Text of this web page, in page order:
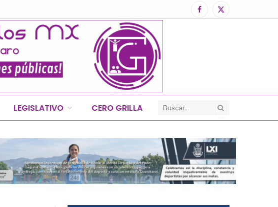
Facebook
X
LEGISLATIVO CERO GRILLA